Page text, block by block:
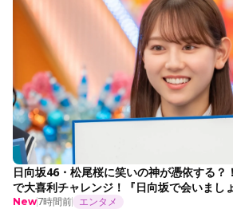
日向坂46・松尾桜に笑いの神が憑依する？
で大喜利チャレンジ！『日向坂で会いまし
New7時間前 エンタメ